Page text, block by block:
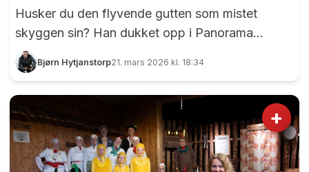
Husker du den flyvende gutten som mistet
skyggen sin? Han dukket opp i Panorama
lørdag.....
Bjørn Hytjanstorp21. mars 2026 kl. 18:34
+